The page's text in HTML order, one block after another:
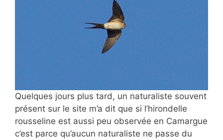
Quelques jours plus tard, un naturaliste souvent
présent sur le site m’a dit que si l’hirondelle
rousseline est aussi peu observée en Camargue
c’est parce qu’aucun naturaliste ne passe du